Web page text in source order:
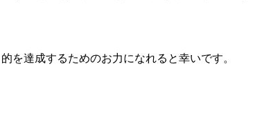
を達成するためのお力になれると幸いです。